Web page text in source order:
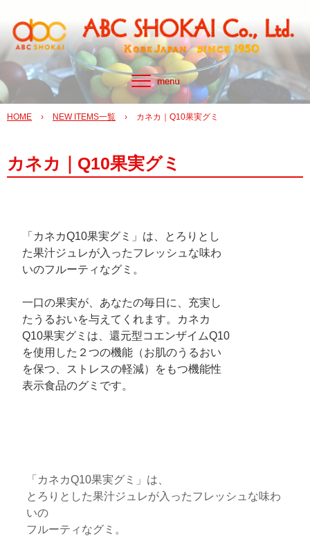
HOME › NEW ITEMS一覧 › カネカ｜Q10果実グミ
カネカ｜Q10果実グミ
「カネカQ10果実グミ」は、とろりとし
た果汁ジュレが入ったフレッシュな味わ
いのフルーティなグミ。
一口の果実が、あなたの毎日に、充実し
たうるおいを与えてくれます。カネカ
Q10果実グミは、還元型コエンザイムQ10
を使用した２つの機能（お肌のうるおい
を保つ、ストレスの軽減）をもつ機能性
表示食品のグミです。
「カネカQ10果実グミ」は、
とろりとした果汁ジュレが入ったフレッシュな味わ
いの
フルーティなグミ。